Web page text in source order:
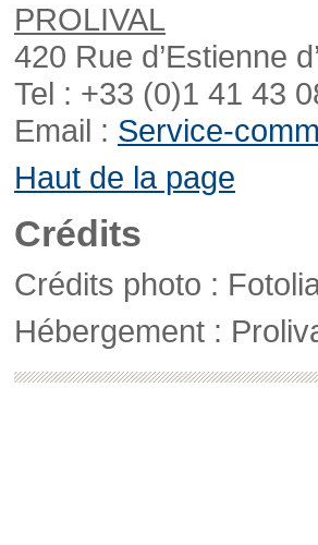
PROLIVAL
420 Rue d’Estienne
Tel : +33 (0)1 41 43
Email : Service-
Haut de la page
Crédits
Crédits photo :
Hébergement :